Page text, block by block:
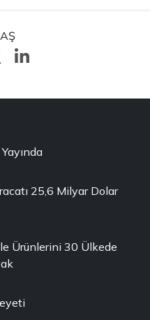
25,6 Milyar Dolar
Ürünlerini 30 Ülkede